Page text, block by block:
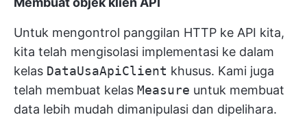
Untuk mengontrol panggilan HTTP ke API kita,
kita telah mengisolasi implementasi ke dalam
kelas DataUsaApiClient khusus. Kami juga
telah membuat kelas Measure untuk membuat
data lebih mudah dimanipulasi dan dipelihara.